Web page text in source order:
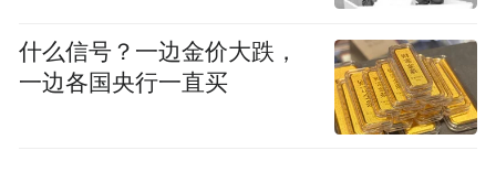
什么信号？一边金价大跌，
一边各国央行一直买